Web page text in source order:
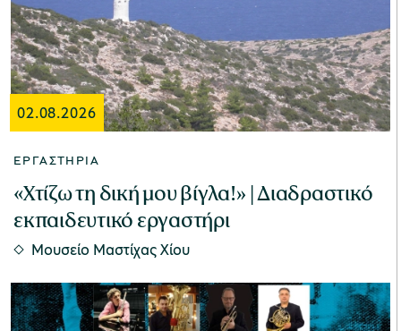
Μουσείο Μαρμαροτεχνίας
Μουσείο Περιβάλλοντος Στυμφαλίας
02.08.2026
ΕΡΓΑΣΤΉΡΙΑ
«Χτίζω τη δική μου βίγλα!» | Διαδραστικό
εκπαιδευτικό εργαστήρι
Μουσείο Μαστίχας Χίου